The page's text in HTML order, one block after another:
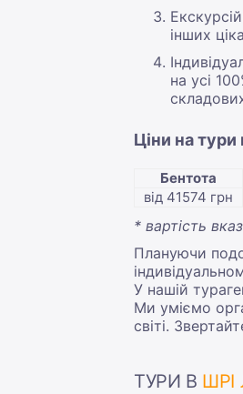
інших
на усі
Ціни на
Бентота
від 41574 грн
* вартість
Плануючи
У нашій
Ми уміємо
світі.
ТУРИ В ШРІ